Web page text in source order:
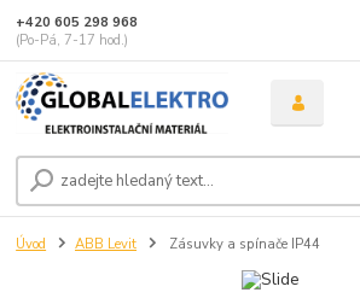
+420 605 298 968
(Po-Pá, 7-17 hod.)
Úvod ABB Levit Zásuvky a spínače IP44